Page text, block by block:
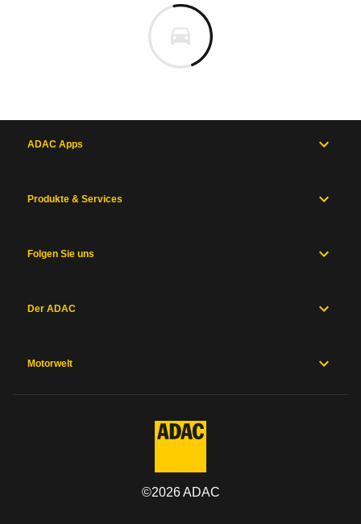
ADAC Apps
Produkte & Services
Folgen Sie uns
Der ADAC
Motorwelt
©2026ADAC